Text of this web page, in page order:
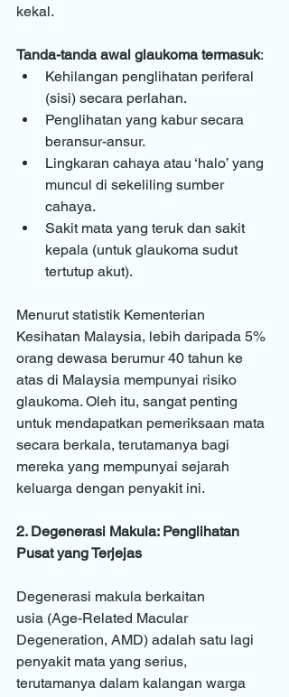
kekal.
Tanda-tanda awal glaukoma termasuk:
Kehilangan penglihatan periferal
(sisi) secara perlahan.
Penglihatan yang kabur secara
beransur-ansur.
Lingkaran cahaya atau ‘halo’ yang
muncul di sekeliling sumber
cahaya.
Sakit mata yang teruk dan sakit
kepala (untuk glaukoma sudut
tertutup akut).
Menurut statistik Kementerian
Kesihatan Malaysia, lebih daripada 5%
orang dewasa berumur 40 tahun ke
atas di Malaysia mempunyai risiko
glaukoma. Oleh itu, sangat penting
untuk mendapatkan pemeriksaan mata
secara berkala, terutamanya bagi
mereka yang mempunyai sejarah
keluarga dengan penyakit ini.
2. Degenerasi Makula: Penglihatan
Pusat yang Terjejas
Degenerasi makula berkaitan
usia (Age-Related Macular
Degeneration, AMD) adalah satu lagi
penyakit mata yang serius,
terutamanya dalam kalangan warga